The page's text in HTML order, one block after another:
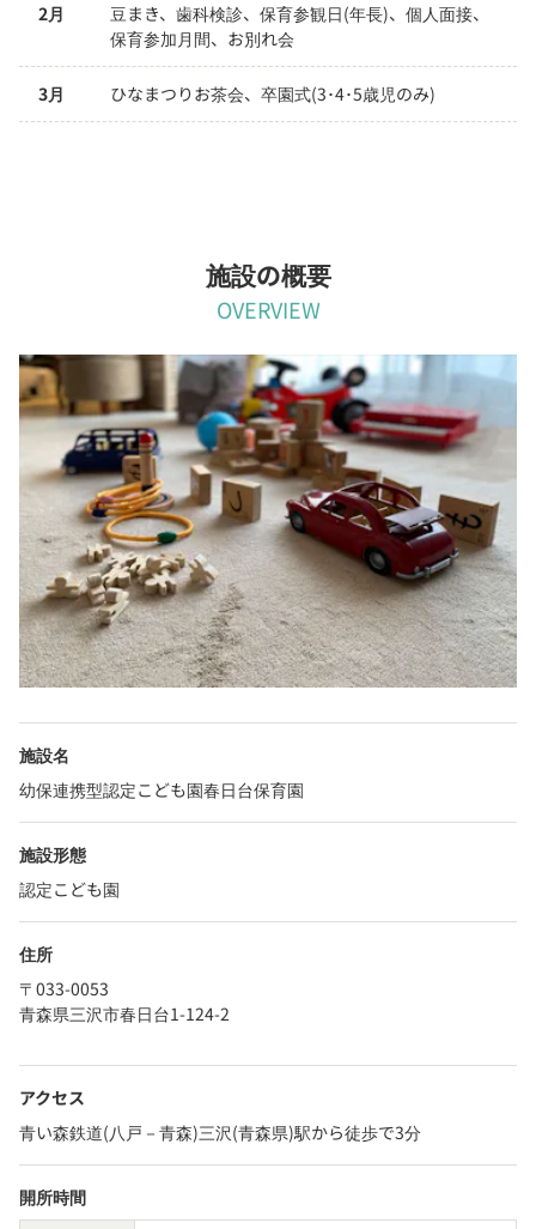
2月
豆まき、歯科検診、保育参観日(年長)、個人面接、
保育参加月間、お別れ会
3月 ひなまつりお茶会、卒園式(3･4･5歳児のみ)
施設の概要
OVERVIEW
施設名
幼保連携型認定こども園春日台保育園
施設形態
認定こども園
住所
〒033-0053
青森県三沢市春日台1-124-2
アクセス
青い森鉄道(八戸－青森)三沢(青森県)駅から徒歩で3分
開所時間